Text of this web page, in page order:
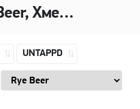
Пиво в стиле Rye Beer, Хмель: Jarrylo
UNTAPPD